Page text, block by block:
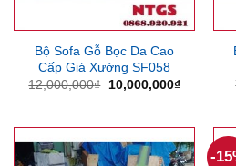
Bộ Sofa Gỗ Bọc Da Cao
Cấp Giá Xưởng SF058
12,000,000₫
Giá
10,000,000₫Giá
-